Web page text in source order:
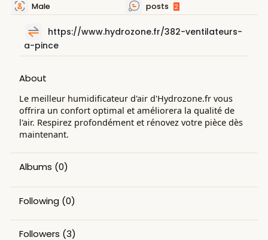
Male posts 2
https://www.hydrozone.fr/382-ventilateurs-
a-pince
About
Le meilleur humidificateur d'air d'Hydrozone.fr vous
offrira un confort optimal et améliorera la qualité de
l'air. Respirez profondément et rénovez votre pièce dès
maintenant.
Albums (0)
Following (0)
Followers (3)